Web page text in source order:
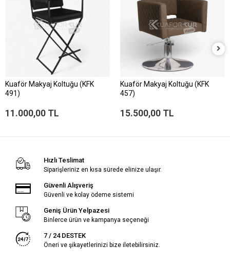
Kuaför Makyaj Koltuğu (KFK
491)
11.000,00 TL
Kuaför Makyaj Koltuğu (KFK
457)
15.500,00 TL
Hızlı Teslimat
Siparişleriniz en kısa sürede elinize ulaşır.
Güvenli Alışveriş
Güvenli ve kolay ödeme sistemi
Geniş Ürün Yelpazesi
Binlerce ürün ve kampanya seçeneği
7 / 24 DESTEK
Öneri ve şikayetlerinizi bize iletebilirsiniz.